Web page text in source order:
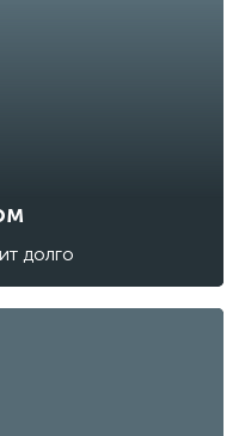
долго